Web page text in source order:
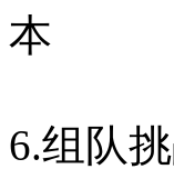
本
6.组队